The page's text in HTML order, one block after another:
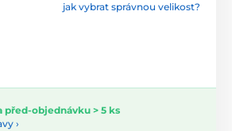
jak vybrat správnou velikost?
před-objednávku > 5 ks
›